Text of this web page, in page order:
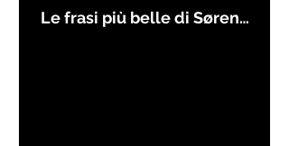
Le frasi più belle di Søren